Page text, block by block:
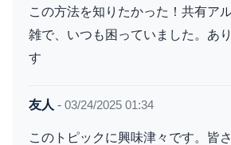
この方法を知りたかった！共有ア
雑で、いつも困っていました。あ
す
友人 - 03/24/2025 01:34
このトピックに興味津々です。皆